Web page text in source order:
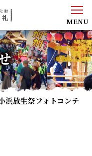
MENU
浜放生祭フォトコンテ